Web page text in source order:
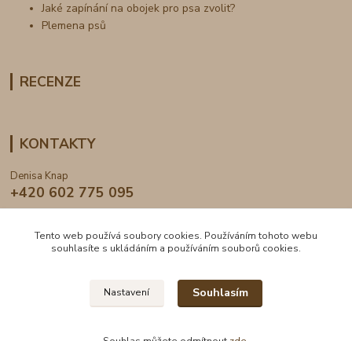
Jaké zapínání na obojek pro psa zvolit?
Plemena psů
RECENZE
KONTAKTY
Denisa Knap
+420 602 775 095
2024 © DogDen.cz, všechna práva vyhrazena
Tento web používá soubory cookies. Používáním tohoto webu
souhlasíte s ukládáním a používáním souborů cookies.
Nastavení Souhlasím